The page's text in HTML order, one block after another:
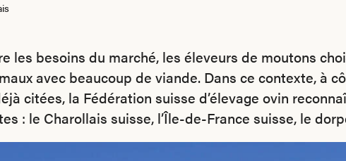
les besoins du marché, les éleveurs de moutons
avec beaucoup de viande. Dans ce contexte, à
citées, la Fédération suisse d’élevage ovin
: le Charollais suisse, l’Île-de-France suisse, le